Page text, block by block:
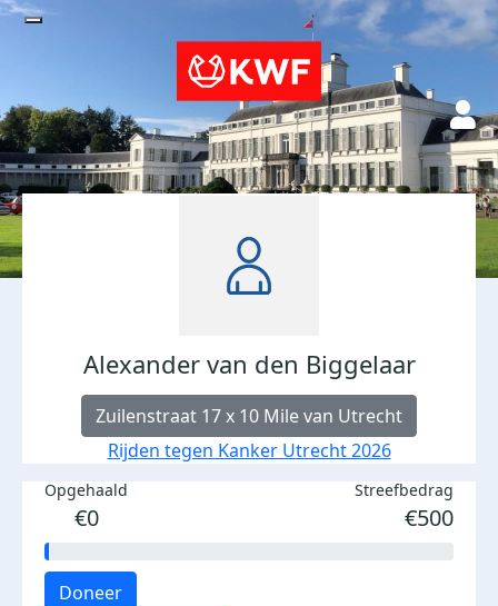
Alexander van den Biggelaar
Zuilenstraat 17 x 10 Mile van Utrecht
Rijden tegen Kanker Utrecht 2026
Opgehaald
€0
Streefbedrag
€500
Doneer